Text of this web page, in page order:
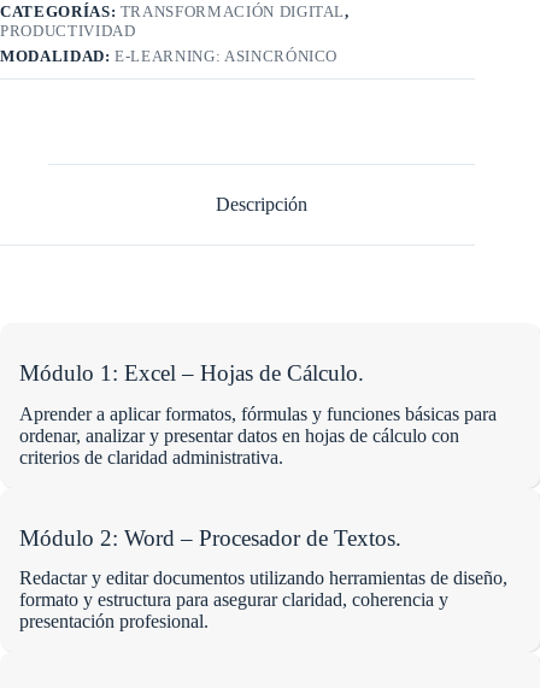
CATEGORÍAS: TRANSFORMACIÓN DIGITAL,
PRODUCTIVIDAD
MODALIDAD:E-LEARNING: ASINCRÓNICO
Descripción
Módulo 1: Excel – Hojas de Cálculo.
Aprender a aplicar formatos, fórmulas y funciones básicas para
ordenar, analizar y presentar datos en hojas de cálculo con
criterios de claridad administrativa.
Módulo 2: Word – Procesador de Textos.
Redactar y editar documentos utilizando herramientas de diseño,
formato y estructura para asegurar claridad, coherencia y
presentación profesional.